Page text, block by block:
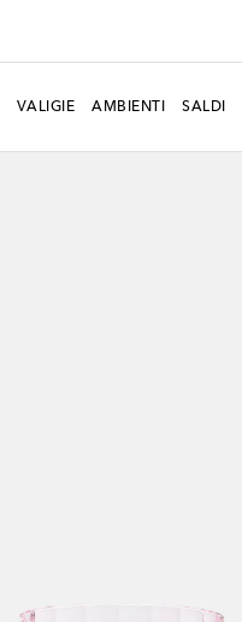
VALIGIE AMBIENTI SALDI